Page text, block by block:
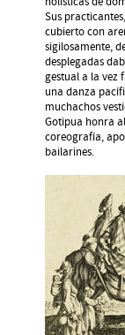
Sus
cubierto con
sigilosamente,
desplegadas
gestual a la vez
una danza
muchachos
Gotipua honra
coreografía,
bailarines.